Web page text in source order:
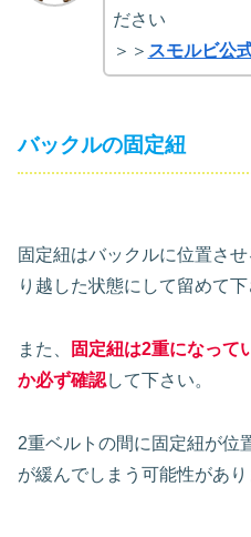
ださい
＞＞ スモルビ公
バックルの固定紐
固定紐はバックルに位置さ
り越した状態にして留めて下
また、
固定紐は2重になって
か必ず確認して下さい。
2重ベルトの間に固定紐が位
が緩んでしまう可能性があ